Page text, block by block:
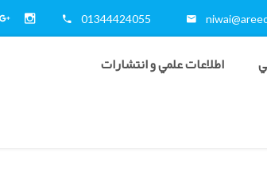
01344424055
اطلاعات علمي و انتشارات